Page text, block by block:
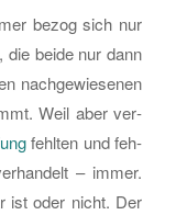
bezog sich nur
, die beide nur dann
nach­ge­wie­se­nen
Weil aber ver­
fehl­ten und feh­
– immer.
ist oder nicht. Der